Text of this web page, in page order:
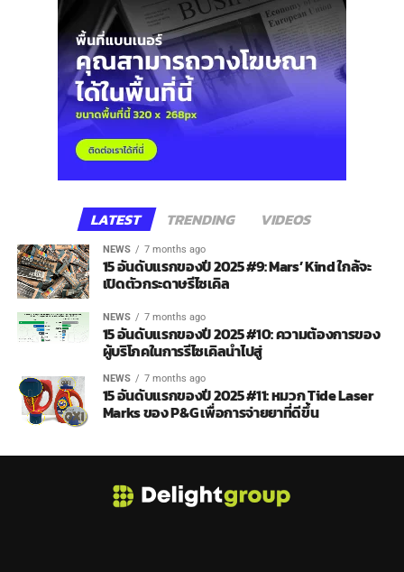
LATEST TRENDING VIDEOS
NEWS 7 months ago
15 อันดับแรกของปี 2025 #9: Mars’ Kind ใกล้จะ
เปิดตัวกระดาษรีไซเคิล
NEWS 7 months ago
15 อันดับแรกของปี 2025 #10: ความต้องการของ
ผู้บริโภคในการรีไซเคิลนำไปสู่
NEWS 7 months ago
15 อันดับแรกของปี 2025 #11: หมวก Tide Laser
Marks ของ P&G เพื่อการจ่ายยาที่ดีขึ้น